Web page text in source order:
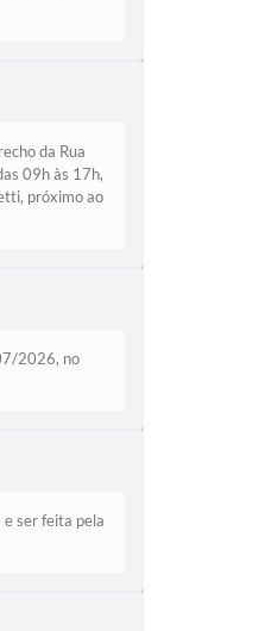
da Rua
09h às 17h,
próximo ao
2026, no
ser feita pela